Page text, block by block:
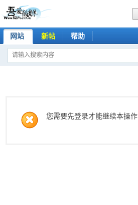
网站 新帖 帮助
您需要先登录才能继续本操作